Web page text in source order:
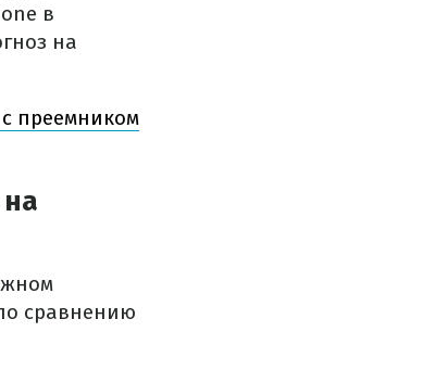
в
на
преемником
сравнению